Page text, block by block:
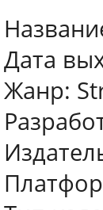
Дата
Жанр: